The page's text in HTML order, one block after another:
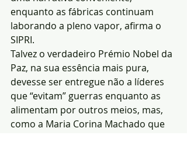
enquanto as fábricas continuam
laborando a pleno vapor, afirma o
SIPRI.
Talvez o verdadeiro Prémio Nobel da
Paz, na sua essência mais pura,
devesse ser entregue não a líderes
que “evitam” guerras enquanto as
alimentam por outros meios, mas,
como a Maria Corina Machado que